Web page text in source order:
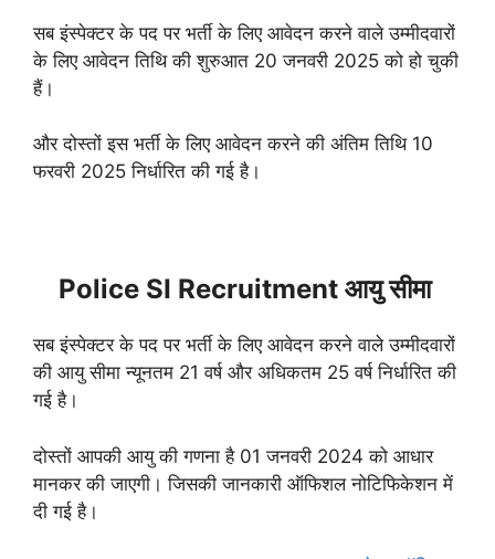
सब इंस्पेक्टर के पद पर भर्ती के लिए आवेदन करने वाले उम्मीदवारों
के लिए आवेदन तिथि की शुरुआत 20 जनवरी 2025 को हो चुकी
हैं।
और दोस्तों इस भर्ती के लिए आवेदन करने की अंतिम तिथि 10
फरवरी 2025 निर्धारित की गई है।
Police SI Recruitment आयु सीमा
सब इंस्पेक्टर के पद पर भर्ती के लिए आवेदन करने वाले उम्मीदवारों
की आयु सीमा न्यूनतम 21 वर्ष और अधिकतम 25 वर्ष निर्धारित की
गई है।
दोस्तों आपकी आयु की गणना है 01 जनवरी 2024 को आधार
मानकर की जाएगी। जिसकी जानकारी ऑफिशल नोटिफिकेशन में
दी गई है।